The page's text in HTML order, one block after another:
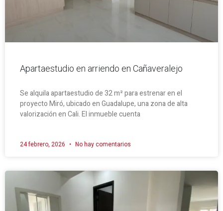
Apartaestudio en arriendo en Cañaveralejo
Se alquila apartaestudio de 32 m² para estrenar en el
proyecto Miró, ubicado en Guadalupe, una zona de alta
valorización en Cali. El inmueble cuenta
24 febrero, 2026 No hay comentarios